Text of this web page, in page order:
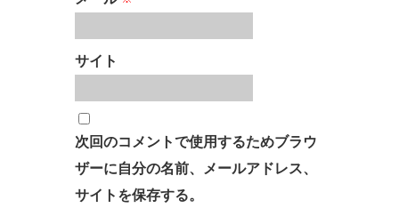
サイト
次回のコメントで使用するためブラウ
ザーに自分の名前、メールアドレス、
サイトを保存する。